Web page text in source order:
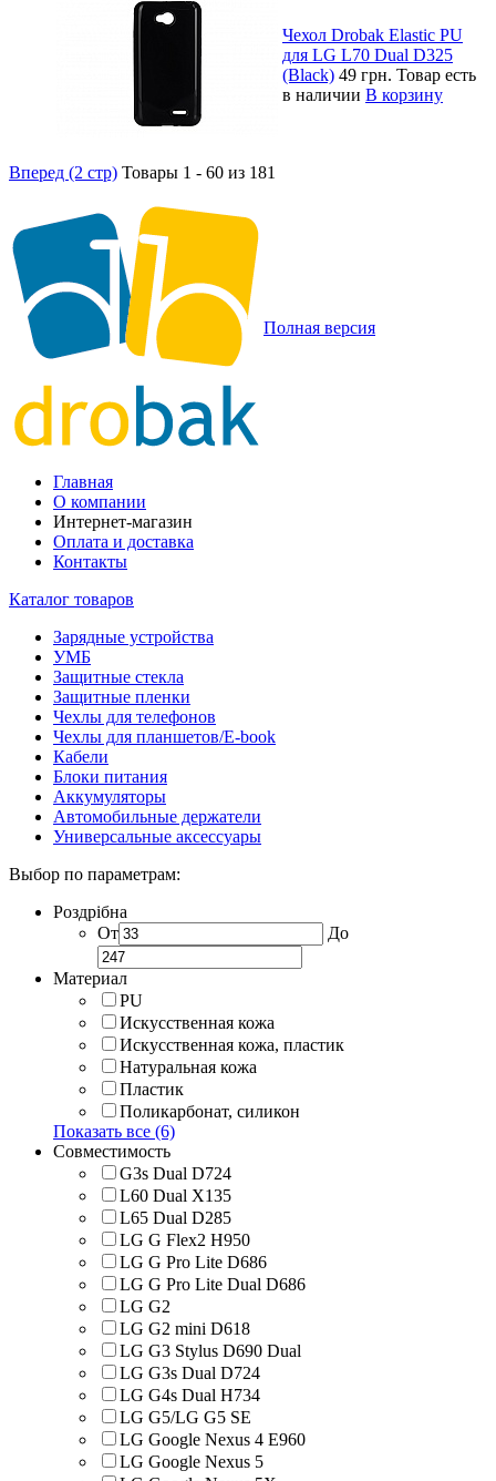
Чехол Drobak Elastic PU
для LG L70 Dual D325
(Black) 49 грн. Товар есть
в наличии В корзину
Вперед (2 стр) Товары 1 - 60 из 181
Полная версия
Главная
О компании
Интернет-магазин
Оплата и доставка
Контакты
Каталог товаров
Зарядные устройства
УМБ
Защитные стекла
Защитные пленки
Чехлы для телефонов
Чехлы для планшетов/E-book
Кабели
Блоки питания
Аккумуляторы
Автомобильные держатели
Универсальные аксессуары
Выбор по параметрам:
Роздрібна
От
До
Материал
PU
Искусственная кожа
Искусственная кожа, пластик
Натуральная кожа
Пластик
Поликарбонат, силикон
Показать все (6)
Совместимость
G3s Dual D724
L60 Dual X135
L65 Dual D285
LG G Flex2 H950
LG G Pro Lite D686
LG G Pro Lite Dual D686
LG G2
LG G2 mini D618
LG G3 Stylus D690 Dual
LG G3s Dual D724
LG G4s Dual H734
LG G5/LG G5 SE
LG Google Nexus 4 E960
LG Google Nexus 5